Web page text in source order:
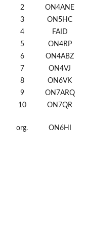
2
ON4ANE
3
ON5HC
4
FAID
5
ON4RP
6
ON4ABZ
7
ON4VJ
8
ON6VK
9
ON7ARQ
10
ON7QR
org. ON6HI